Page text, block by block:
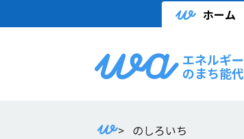
ホーム
エネルギー
のまち能代
> のしろいち